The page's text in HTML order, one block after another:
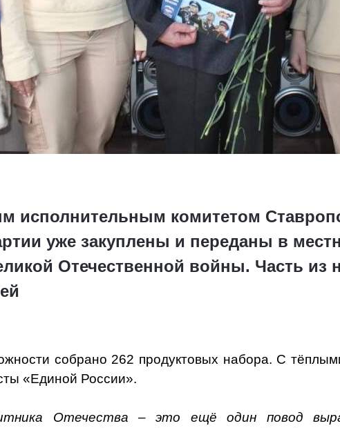
исполнительным комитетом
уже закуплены и переданы в
Отечественной войны. Часть из
собрано 262 продуктовых набора. С
«Единой России».
Отечества – это ещё один повод